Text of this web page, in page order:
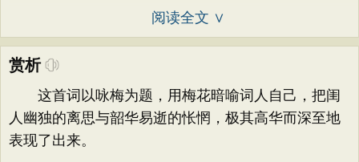
阅读全文 ∨
赏析
这首词以咏梅为题，用梅花暗喻词人自己，把闺
人幽独的离思与韶华易逝的怅惘，极其高华而深至地
表现了出来。